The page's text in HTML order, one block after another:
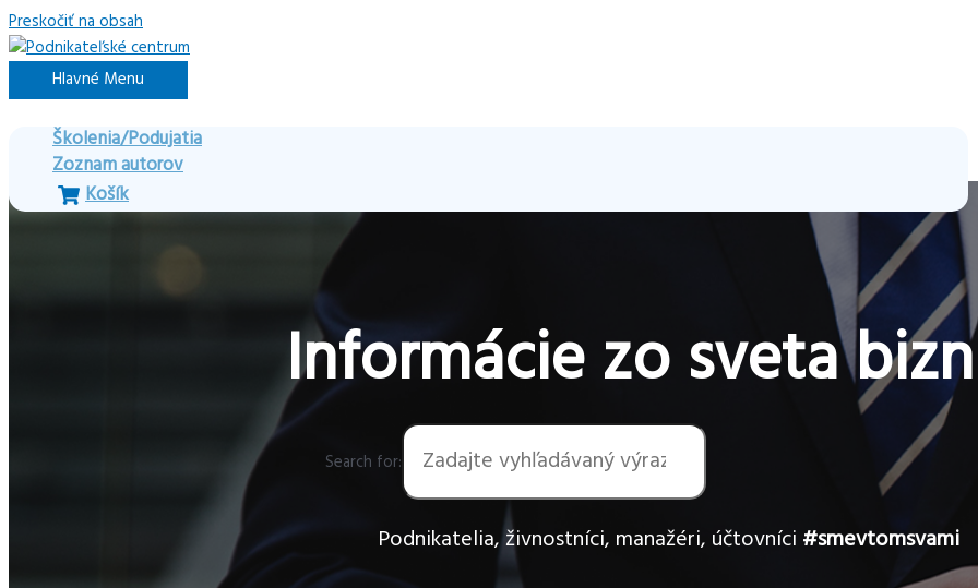
Preskočiť na obsah
Hlavné Menu
Školenia/Podujatia
Zoznam autorov
Košík
Informácie zo sveta
Search for:
Podnikatelia, živnostníci, manažéri, účtovníci #smevtomsvami